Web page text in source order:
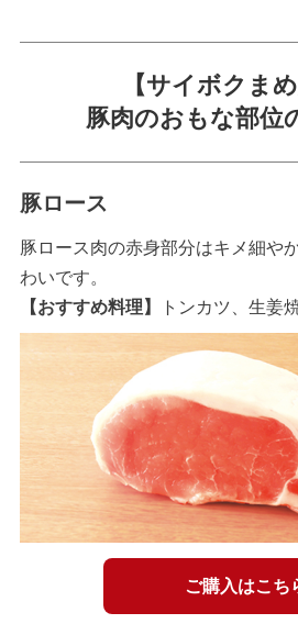
【サイボクまめ
豚肉のおもな部位
豚ロース
豚ロース肉の赤身部分はキメ細や
わいです。
【おすすめ料理】
トンカツ、生姜
ご購入はこち